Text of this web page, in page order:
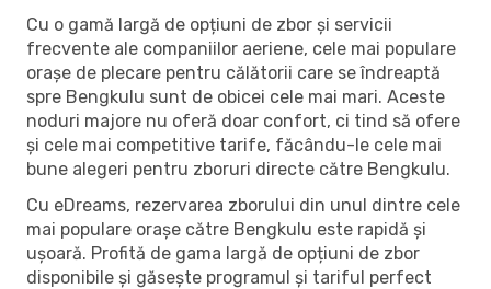
Cu o gamă largă de opțiuni de zbor și servicii
frecvente ale companiilor aeriene, cele mai populare
orașe de plecare pentru călătorii care se îndreaptă
spre Bengkulu sunt de obicei cele mai mari. Aceste
noduri majore nu oferă doar confort, ci tind să ofere
și cele mai competitive tarife, făcându-le cele mai
bune alegeri pentru zboruri directe către Bengkulu.
Cu eDreams, rezervarea zborului din unul dintre cele
mai populare orașe către Bengkulu este rapidă și
ușoară. Profită de gama largă de opțiuni de zbor
disponibile și găsește programul și tariful perfect